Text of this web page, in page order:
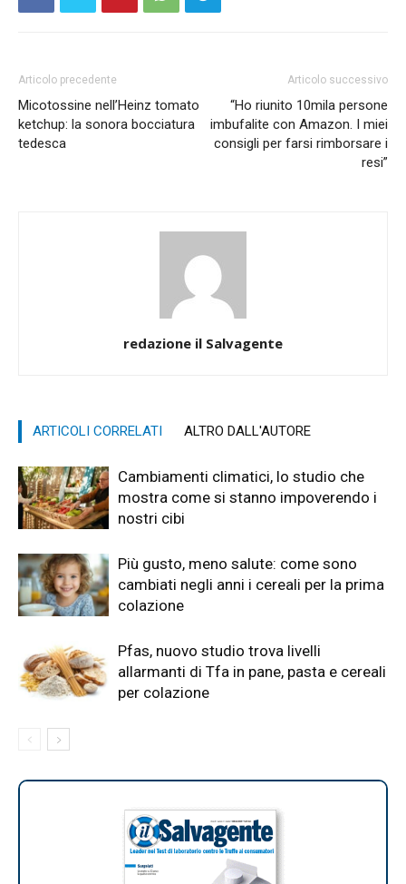
Articolo precedente
Micotossine nell’Heinz tomato
ketchup: la sonora bocciatura
tedesca
Articolo successivo
“Ho riunito 10mila persone
imbufalite con Amazon. I miei
consigli per farsi rimborsare i
resi”
redazione il Salvagente
ARTICOLI CORRELATI ALTRO DALL'AUTORE
Cambiamenti climatici, lo studio che
mostra come si stanno impoverendo i
nostri cibi
Più gusto, meno salute: come sono
cambiati negli anni i cereali per la prima
colazione
Pfas, nuovo studio trova livelli
allarmanti di Tfa in pane, pasta e cereali
per colazione